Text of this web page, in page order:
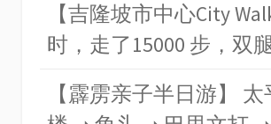
【吉隆坡市中心City
时，走了15000 步，双
【霹雳亲子半日游】